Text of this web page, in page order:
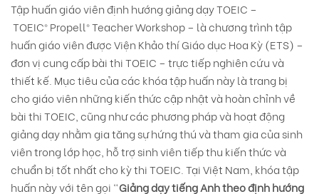
Tập huấn giáo viên định hướng giảng dạy TOEIC –
TOEIC® Propell® Teacher Workshop – là chương trình tập
huấn giáo viên được Viện Khảo thí Giáo dục Hoa Kỳ (ETS) –
đơn vị cung cấp bài thi TOEIC – trực tiếp nghiên cứu và
thiết kế. Mục tiêu của các khóa tập huấn này là trang bị
cho giáo viên những kiến thức cập nhật và hoàn chỉnh về
bài thi TOEIC, cũng như các phương pháp và hoạt động
giảng dạy nhằm gia tăng sự hứng thú và tham gia của sinh
viên trong lớp học, hỗ trợ sinh viên tiếp thu kiến thức và
chuẩn bị tốt nhất cho kỳ thi TOEIC. Tại Việt Nam, khóa tập
huấn này với tên gọi “Giảng dạy tiếng Anh theo định hướng